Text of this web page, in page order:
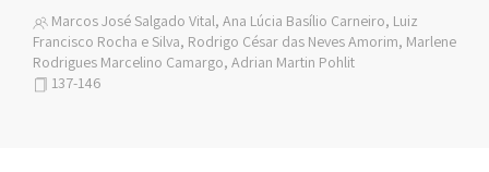
Marcos José Salgado Vital, Ana Lúcia Basílio Carneiro, Luiz
Francisco Rocha e Silva, Rodrigo César das Neves Amorim, Marlene
Rodrigues Marcelino Camargo, Adrian Martin Pohlit
137-146